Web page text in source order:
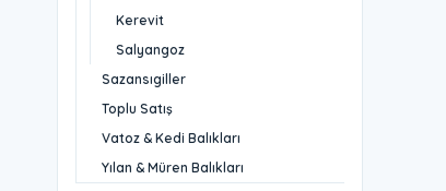
Kerevit
Salyangoz
Sazansıgiller
Toplu Satış
Vatoz & Kedi Balıkları
Yılan & Müren Balıkları